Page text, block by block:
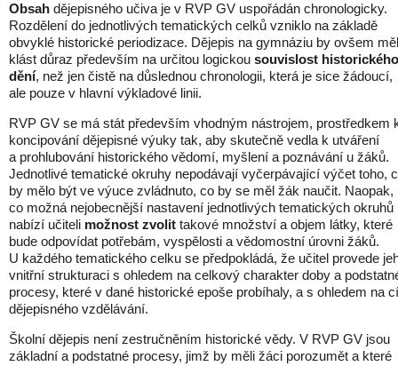
Obsah dějepisného učiva je v RVP GV uspořádán chronologicky.
Rozdělení do jednotlivých tematických celků vzniklo na základě
obvyklé historické periodizace. Dějepis na gymnáziu by ovšem měl
klást důraz především na určitou logickou souvislost historického
dění, než jen čistě na důslednou chronologii, která je sice žádoucí,
ale pouze v hlavní výkladové linii.
RVP GV se má stát především vhodným nástrojem, prostředkem
koncipování dějepisné výuky tak, aby skutečně vedla k utváření
a prohlubování historického vědomí, myšlení a poznávání u žáků.
Jednotlivé tematické okruhy nepodávají vyčerpávající výčet toho,
by mělo být ve výuce zvládnuto, co by se měl žák naučit. Naopak,
co možná nejobecnější nastavení jednotlivých tematických okruhů
nabízí učiteli možnost zvolit takové množství a objem látky, které
bude odpovídat potřebám, vyspělosti a vědomostní úrovni žáků.
U každého tematického celku se předpokládá, že učitel provede
vnitřní strukturaci s ohledem na celkový charakter doby a
procesy, které v dané historické epoše probíhaly, a s ohledem na
dějepisného vzdělávání.
Školní dějepis není zestručněním historické vědy. V RVP GV jsou
základní a podstatné procesy, jimž by měli žáci porozumět a které